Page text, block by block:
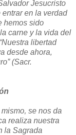
Jesucristo
en la verdad
hemos sido
carne y la vida del
libertad
desde ahora,
(Sacr.
se nos da
realiza nuestra
la Sagrada